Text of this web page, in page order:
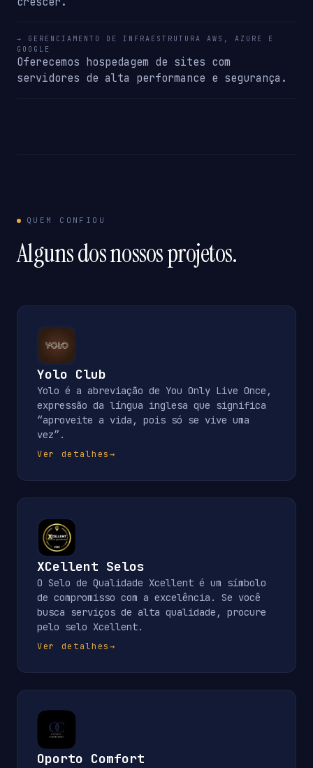
→ GERENCIAMENTO DE INFRAESTRUTURA AWS, AZURE E
GOOGLE
Oferecemos hospedagem de sites com
servidores de alta performance e segurança.
QUEM CONFIOU
Alguns dos nossos projetos.
Yolo Club
Yolo é a abreviação de You Only Live Once,
expressão da língua inglesa que significa
“aproveite a vida, pois só se vive uma
vez”.
Ver detalhes→
XCellent Selos
O Selo de Qualidade Xcellent é um símbolo
de compromisso com a excelência. Se você
busca serviços de alta qualidade, procure
pelo selo Xcellent.
Ver detalhes→
Oporto Comfort